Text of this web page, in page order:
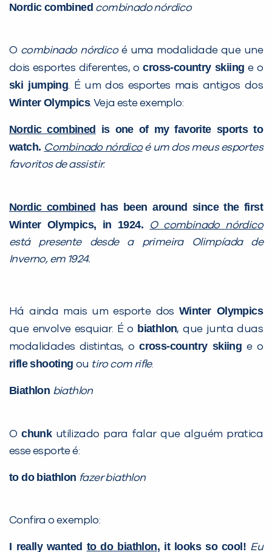
Nordic combined combinado nórdico
O combinado nórdicoé uma modalidade que une
dois esportes diferentes, ocross-country skiing e o
ski jumping. É um dos esportes mais antigos dos
Winter Olympics. Veja este exemplo:
Nordic combined is one of my favorite sports to
watch. Combinado nórdicoé um dos meus esportes
favoritos de assistir.
Nordic combined has been around since the first
Winter Olympics, in 1924.
O combinado nórdico
está presente desde a primeira Olimpíada de
Inverno, em 1924.
Há ainda mais um esporte dosWinter Olympics
que envolve esquiar. É o biathlon, que junta duas
modalidades distintas, ocross-country skiing e o
rifle shooting ou tiro com rifle.
Biathlon biathlon
Ochunkutilizado para falar que alguém pratica
esse esporte é:
to do biathlon fazer biathlon
Confira o exemplo:
I really wanted to do biathlon, it looks so cool! Eu